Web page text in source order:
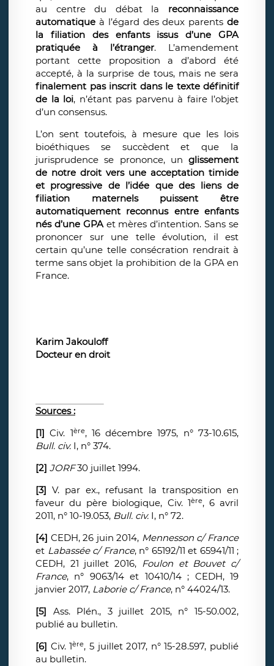
au centre du débat la reconnaissance
automatique à l’égard des deux parents de
la filiation des enfants issus d’une GPA
pratiquée à l’étranger. L’amendement
portant cette proposition a d’abord été
accepté, à la surprise de tous, mais ne sera
finalement pas inscrit dans le texte définitif
de la loi, n’étant pas parvenu à faire l’objet
d’un consensus.
L’on sent toutefois, à mesure que les lois
bioéthiques se succèdent et que la
jurisprudence se prononce, un glissement
de notre droit vers une acceptation timide
et progressive de l’idée que des liens de
filiation maternels puissent être
automatiquement reconnus entre enfants
nés d’une GPAet mères d’intention. Sans se
prononcer sur une telle évolution, il est
certain qu’une telle consécration rendrait à
terme sans objet la prohibition de la GPA en
France.
Karim Jakouloff
Docteur en droit
Sources :
[1] Civ. 1ère, 16 décembre 1975, n° 73-10.615,
Bull. civ. I, n° 374.
[2] JORF30 juillet 1994.
[3] V. par ex., refusant la transposition en
faveur du père biologique, Civ. 1ère, 6 avril
2011, n° 10-19.053, Bull. civ. I, n° 72.
[4] CEDH, 26 juin 2014, Mennesson c/ France
et Labassée c/ France, n° 65192/11 et 65941/11 ;
CEDH, 21 juillet 2016, Foulon et Bouvet c/
France, n° 9063/14 et 10410/14 ; CEDH, 19
janvier 2017, Laborie c/ France, n° 44024/13.
[5] Ass. Plén., 3 juillet 2015, n° 15-50.002,
publié au bulletin.
[6] Civ. 1ère, 5 juillet 2017, n° 15-28.597, publié
au bulletin.